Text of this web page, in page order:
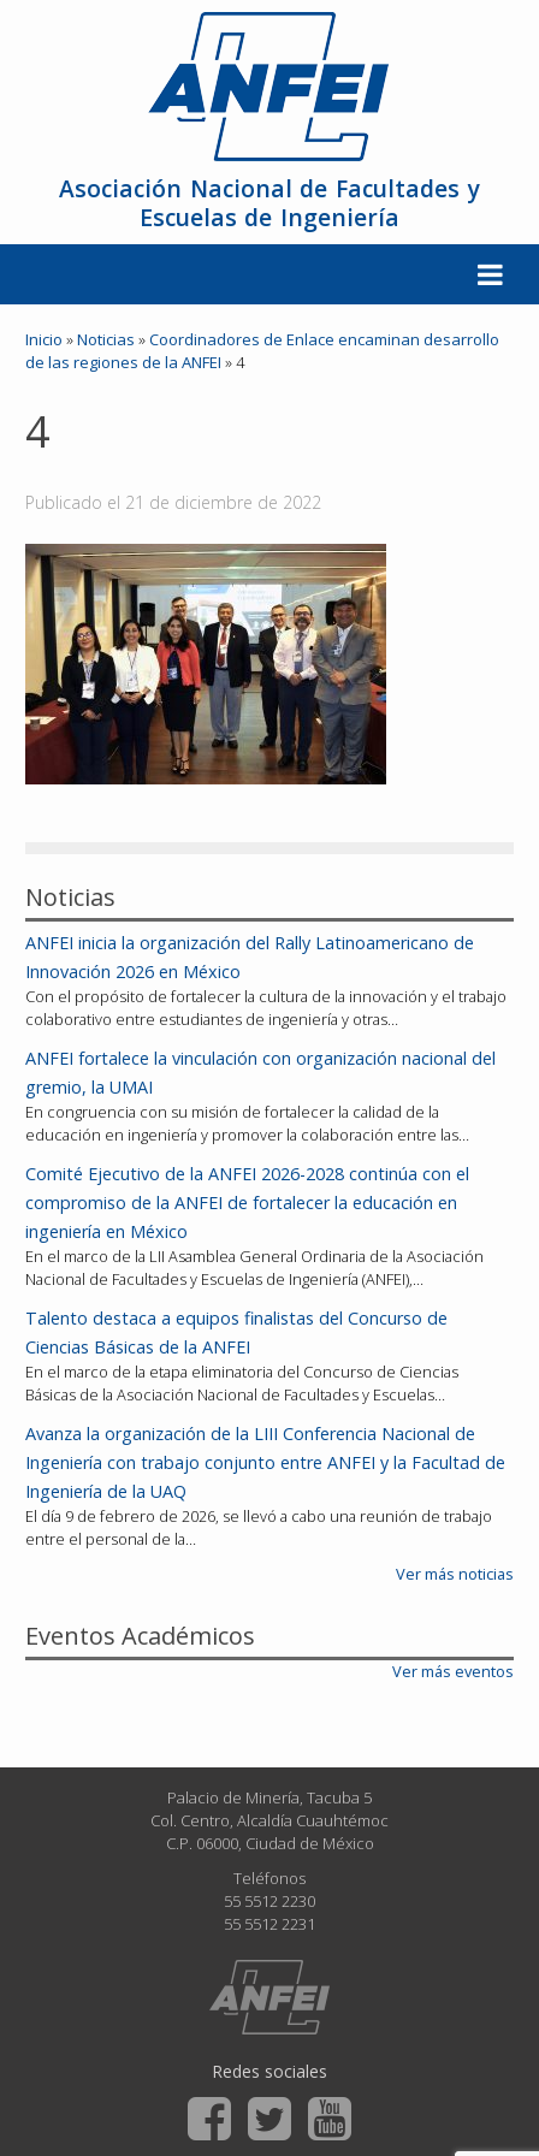
Asociación Nacional de Facultades y
Escuelas de Ingeniería
La ANFEI
Reconocimientos
Publicaciones
Afiliación
Inicio »Noticias »Coordinadores de Enlace encaminan desarrollo
de las regiones de la ANFEI »4
4
Publicado el 21 de diciembre de 2022
Noticias
ANFEI inicia la organización del Rally Latinoamericano de
Innovación 2026 en México
Con el propósito de fortalecer la cultura de la innovación y el trabajo
colaborativo entre estudiantes de ingeniería y otras…
ANFEI fortalece la vinculación con organización nacional del
gremio, la UMAI
En congruencia con su misión de fortalecer la calidad de la
educación en ingeniería y promover la colaboración entre las…
Comité Ejecutivo de la ANFEI 2026-2028 continúa con el
compromiso de la ANFEI de fortalecer la educación en
ingeniería en México
En el marco de la LII Asamblea General Ordinaria de la Asociación
Nacional de Facultades y Escuelas de Ingeniería (ANFEI),…
Talento destaca a equipos finalistas del Concurso de
Ciencias Básicas de la ANFEI
En el marco de la etapa eliminatoria del Concurso de Ciencias
Básicas de la Asociación Nacional de Facultades y Escuelas…
Avanza la organización de la LIII Conferencia Nacional de
Ingeniería con trabajo conjunto entre ANFEI y la Facultad de
Ingeniería de la UAQ
El día 9 de febrero de 2026, se llevó a cabo una reunión de trabajo
entre el personal de la…
Ver más noticias
Eventos Académicos
Ver más eventos
Palacio de Minería, Tacuba 5
Col. Centro, Alcaldía Cuauhtémoc
C.P. 06000, Ciudad de México
Teléfonos
55 5512 2230
55 5512 2231
Redes sociales